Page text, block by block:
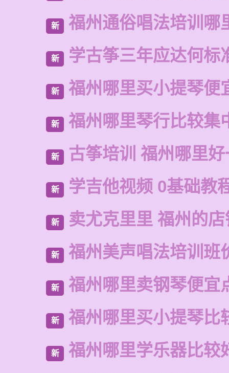
新 福州通俗唱法培训哪
新 学古筝三年应达何标
新 福州哪里买小提琴便
新 福州哪里琴行比较集
新 古筝培训 福州哪里
新 学吉他视频 0基础教
新 卖尤克里里 福州的
新 福州美声唱法培训班
新 福州哪里卖钢琴便宜
新 福州哪里买小提琴比
新 福州哪里学乐器比较